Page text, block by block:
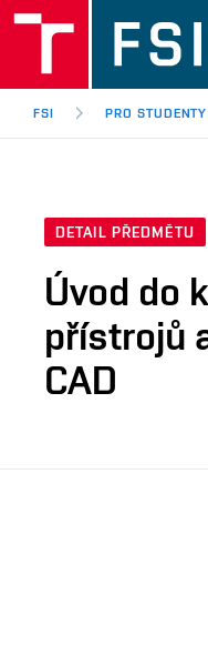
FSI PRO STUDENTY
DETAIL PŘEDMĚTU
Úvod do
přístrojů
CAD